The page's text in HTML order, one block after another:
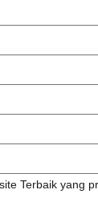
Terbaik yang